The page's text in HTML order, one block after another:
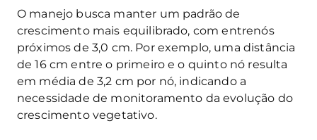
O manejo busca manter um padrão de
crescimento mais equilibrado, com entrenós
próximos de 3,0 cm. Por exemplo, uma distância
de 16 cm entre o primeiro e o quinto nó resulta
em média de 3,2 cm por nó, indicando a
necessidade de monitoramento da evolução do
crescimento vegetativo.